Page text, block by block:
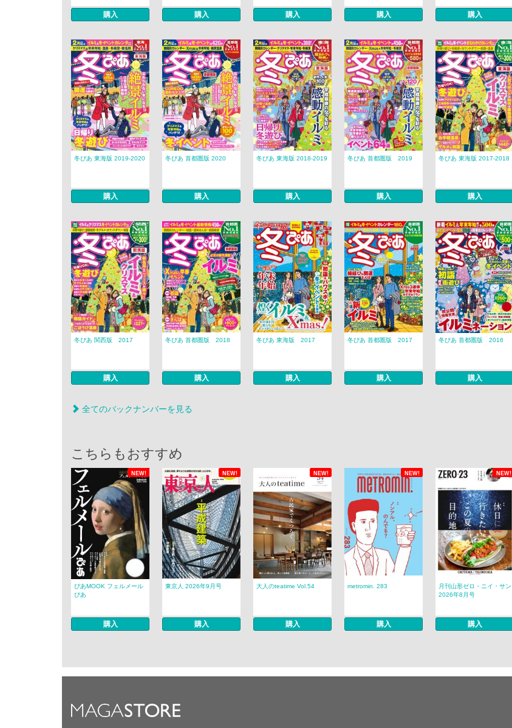
購入 購入 購入 購入 購入
冬ぴあ 東海版 2019-2020
購入
冬ぴあ 首都圏版 2020
購入
冬ぴあ 東海版 2018-2019
購入
冬ぴあ 首都圏版 2019
購入
冬ぴあ 東海版 2017-2018
購入
冬ぴあ 関西版 2017
購入
冬ぴあ 首都圏版 2018
購入
冬ぴあ 東海版 2017
購入
冬ぴあ 首都圏版 2017
購入
冬ぴあ 首都圏版 2016
購入
全てのバックナンバーを見る
こちらもおすすめ
NEW! NEW! NEW! NEW! NEW!
ぴあMOOK フェルメール
ぴあ
購入
東京人 2026年9月号
購入
大人のteatime Vol.54
購入
metromin. 283
購入
月刊山形ゼロ・ニイ・サン
2026年8月号
購入